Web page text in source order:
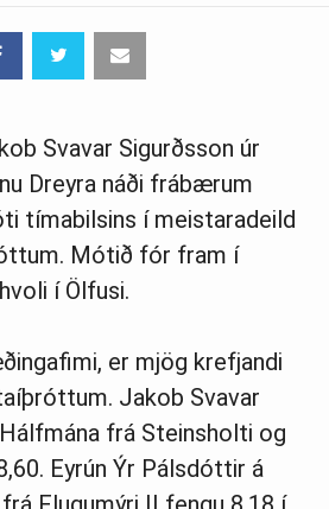
Svavar Sigurðsson úr
Dreyra náði frábærum
tímabilsins í meistaradeild
Mótið fór fram í
í Ölfusi.
er mjög krefjandi
Jakob Svavar
frá Steinsholti og
Eyrún Ýr Pálsdóttir á